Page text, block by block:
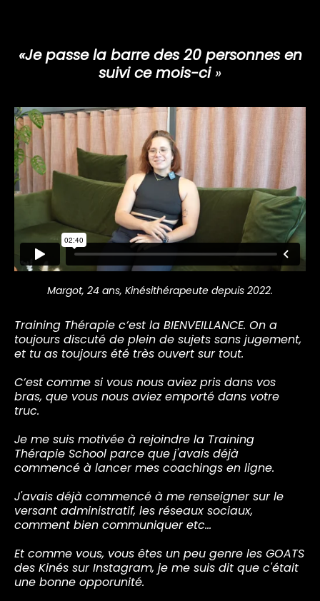
«Je passe la barre des 20 personnes en
suivi ce mois-ci»
Margot, 24 ans, Kinésithérapeute depuis 2022.
Training Thérapie c’est la BIENVEILLANCE. On a
toujours discuté de plein de sujets sans jugement,
et tu as toujours été très ouvert sur tout.
C’est comme si vous nous aviez pris dans vos
bras, que vous nous aviez emporté dans votre
truc.
Je me suis motivée à rejoindre la Training
Thérapie School parce que j'avais déjà
commencé à lancer mes coachings en ligne.
J'avais déjà commencé à me renseigner sur le
versant administratif, les réseaux sociaux,
comment bien communiquer etc...
Et comme vous, vous êtes un peu genre les GOATS
des Kinés sur Instagram, je me suis dit que c'était
une bonne opporunité.